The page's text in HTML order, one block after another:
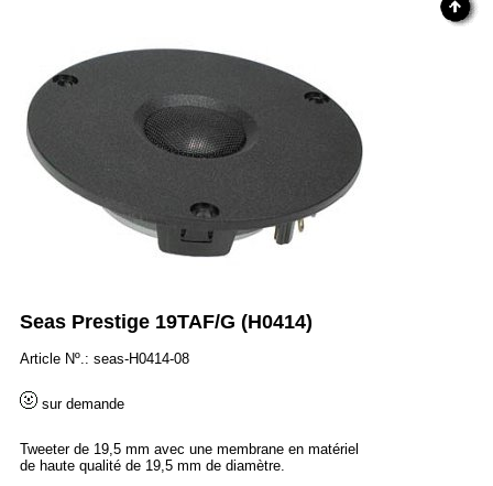
Seas Prestige 19TAF/G (H0414)
Article Nº.: seas-H0414-08
sur demande
Tweeter de 19,5 mm avec une membrane en matériel
de haute qualité de 19,5 mm de diamètre.